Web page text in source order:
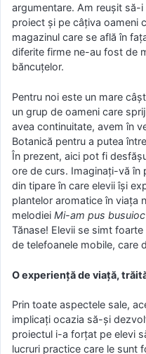
argumentare. Am reușit să-
proiect și pe câțiva oameni
magazinul care se află în
diferite firme ne-au fost de
băncuțelor.
Pentru noi este un mare
un grup de oameni care
avea continuitate, avem în
Botanică pentru a putea
În prezent, aici pot fi
ore de curs. Imaginați-vă în
din tipare în care elevii își
plantelor aromatice în viața
melodiei Mi-am pus
Tănase! Elevii se simt
de telefoanele mobile, care
O experiență de viață,
Prin toate aspectele sale,
implicați ocazia să-și
proiectul i-a forțat pe elevi
lucruri practice care le sunt